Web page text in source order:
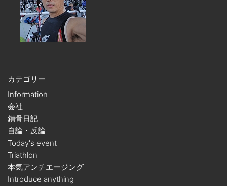
カテゴリー
Information
会社
鎖骨日記
自論・反論
Today's event
Triathlon
本気アンチエージング
Introduce anything